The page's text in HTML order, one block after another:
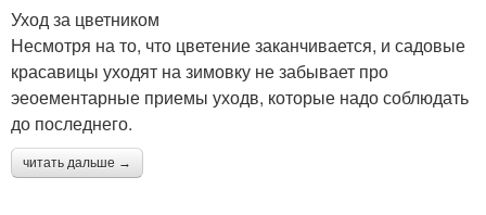
Уход за цветником
Несмотря на то, что цветение заканчивается, и садовые
красавицы уходят на зимовку не забывает про
эеоементарные приемы уходв, которые надо соблюдать
до последнего.
читать дальше →